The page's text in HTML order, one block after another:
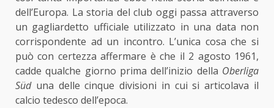
dell’Europa. La storia del club oggi passa attraverso
un gagliardetto ufficiale utilizzato in una data non
corrispondente ad un incontro. L’unica cosa che si
può con certezza affermare è che il 2 agosto 1961,
cadde qualche giorno prima dell’inizio della Oberliga
Süduna delle cinque divisioni in cui si articolava il
calcio tedesco dell’epoca.